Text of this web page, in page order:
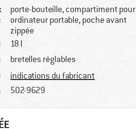
porte-bouteille, compartiment pour
ordinateur portable, poche avant
zippée
18 l
bretelles réglables
indications du fabricant
502-9629